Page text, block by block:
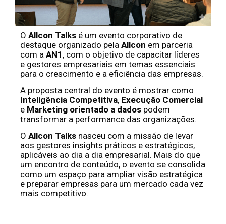
O Allcon Talks é um evento corporativo de
destaque organizado pela Allcon em parceria
com a AN1 , com o objetivo de capacitar líderes
e gestores empresariais em temas essenciais
para o crescimento e a eficiência das empresas.
A proposta central do evento é mostrar como
Inteligência Competitiva, Execução Comercial
e Marketing orientado a dados podem
transformar a performance das organizações.
O Allcon Talks nasceu com a missão de levar
aos gestores insights práticos e estratégicos,
aplicáveis ao dia a dia empresarial. Mais do que
um encontro de conteúdo, o evento se consolida
como um espaço para ampliar visão estratégica
e preparar empresas para um mercado cada vez
mais competitivo.